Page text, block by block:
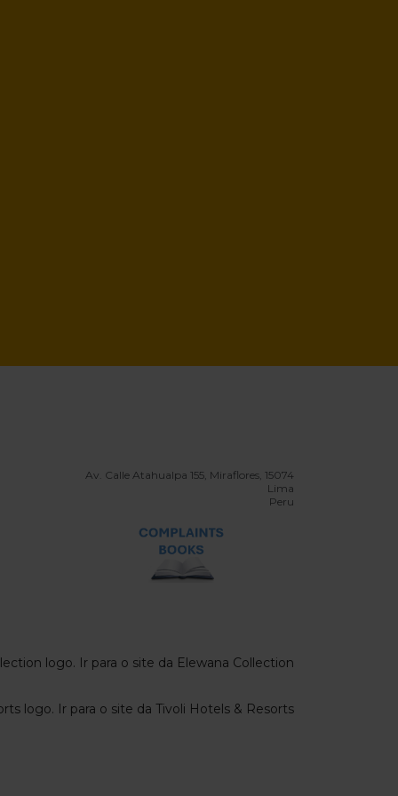
Av. Calle Atahualpa 155, Miraflores, 15074
Lima
Peru